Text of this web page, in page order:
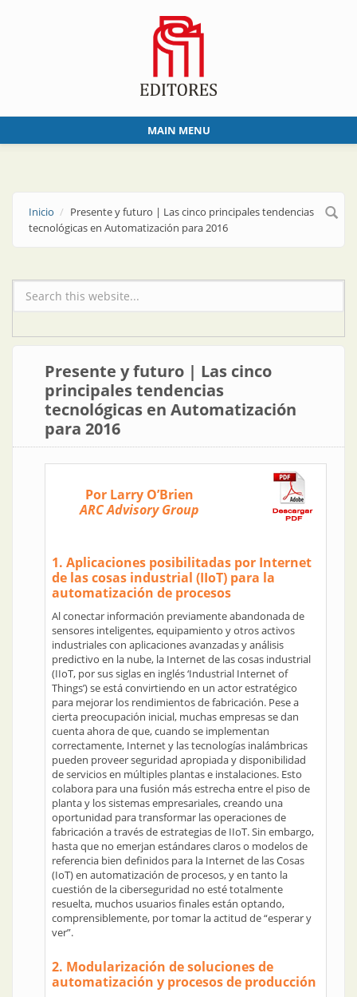
MAIN MENU
Inicio
Presente y futuro | Las cinco principales tendencias
tecnológicas en Automatización para 2016
Formulario de búsqueda
Presente y futuro | Las cinco
principales tendencias
tecnológicas en Automatización
para 2016
Por Larry O’Brien
ARC Advisory Group
1. Aplicaciones posibilitadas por Internet
de las cosas industrial (IIoT) para la
automatización de procesos
Al conectar información previamente abandonada de
sensores inteligentes, equipamiento y otros activos
industriales con aplicaciones avanzadas y análisis
predictivo en la nube, la Internet de las cosas industrial
(IIoT, por sus siglas en inglés ‘Industrial Internet of
Things’) se está convirtiendo en un actor estratégico
para mejorar los rendimientos de fabricación. Pese a
cierta preocupación inicial, muchas empresas se dan
cuenta ahora de que, cuando se implementan
correctamente, Internet y las tecnologías inalámbricas
pueden proveer seguridad apropiada y disponibilidad
de servicios en múltiples plantas e instalaciones. Esto
colabora para una fusión más estrecha entre el piso de
planta y los sistemas empresariales, creando una
oportunidad para transformar las operaciones de
fabricación a través de estrategias de IIoT. Sin embargo,
hasta que no emerjan estándares claros o modelos de
referencia bien definidos para la Internet de las Cosas
(IoT) en automatización de procesos, y en tanto la
cuestión de la ciberseguridad no esté totalmente
resuelta, muchos usuarios finales están optando,
comprensiblemente, por tomar la actitud de “esperar y
ver”.
2. Modularización de soluciones de
automatización y procesos de producción